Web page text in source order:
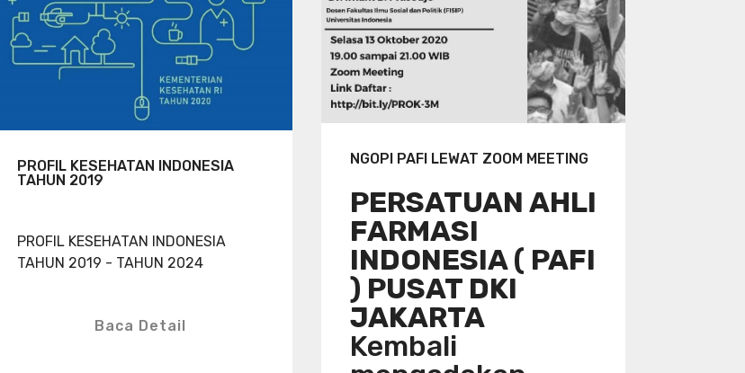
PROFIL KESEHATAN INDONESIA
TAHUN 2019
PROFIL KESEHATAN INDONESIA
TAHUN 2019 - TAHUN 2024
Baca Detail
NGOPI PAFI LEWAT ZOOM MEETING
PERSATUAN AHLI
FARMASI
INDONESIA ( PAFI
) PUSAT DKI
JAKARTA
Kembali